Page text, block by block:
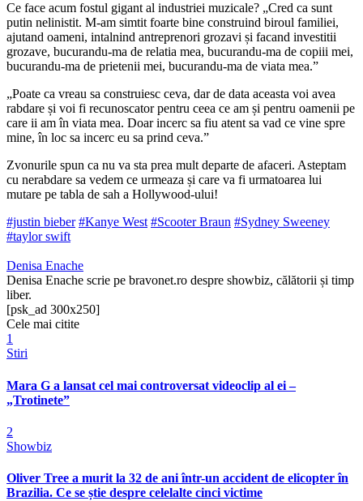
Ce face acum fostul gigant al industriei muzicale? „Cred ca sunt
putin nelinistit. M-am simtit foarte bine construind biroul familiei,
ajutand oameni, intalnind antreprenori grozavi și facand investitii
grozave, bucurandu-ma de relatia mea, bucurandu-ma de copiii mei,
bucurandu-ma de prietenii mei, bucurandu-ma de viata mea.”
„Poate ca vreau sa construiesc ceva, dar de data aceasta voi avea
rabdare și voi fi recunoscator pentru ceea ce am și pentru oamenii pe
care ii am în viata mea. Doar incerc sa fiu atent sa vad ce vine spre
mine, în loc sa incerc eu sa prind ceva.”
Zvonurile spun ca nu va sta prea mult departe de afaceri. Asteptam
cu nerabdare sa vedem ce urmeaza și care va fi urmatoarea lui
mutare pe tabla de sah a Hollywood-ului!
#justin bieber #Kanye West #Scooter Braun #Sydney Sweeney
#taylor swift
Denisa Enache
Denisa Enache scrie pe bravonet.ro despre showbiz, călătorii și timp
liber.
[psk_ad 300x250]
Cele mai citite
1
Stiri
Mara G a lansat cel mai controversat videoclip al ei –
„Trotinete”
2
Showbiz
Oliver Tree a murit la 32 de ani într-un accident de elicopter în
Brazilia. Ce se știe despre celelalte cinci victime